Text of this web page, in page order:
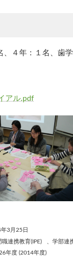
、４年：１名、歯
アル.pdf
3月25日
職連携教育(IPE) 学部連
年度 (2014年度)